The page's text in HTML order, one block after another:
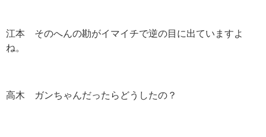
江本 そのへんの勘がイマイチで逆の目に出ていますよ
ね。
高木 ガンちゃんだったらどうしたの？